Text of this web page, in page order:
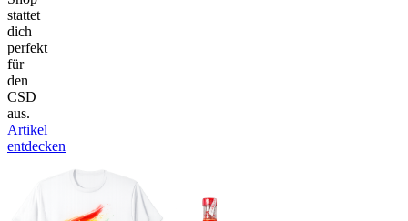
stattet
dich
perfekt
für
den
CSD
aus.
Artikel
entdecken